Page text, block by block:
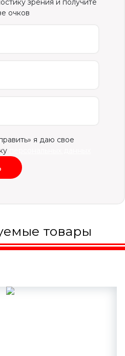
зрения и получите
очков
я даю свое
товары